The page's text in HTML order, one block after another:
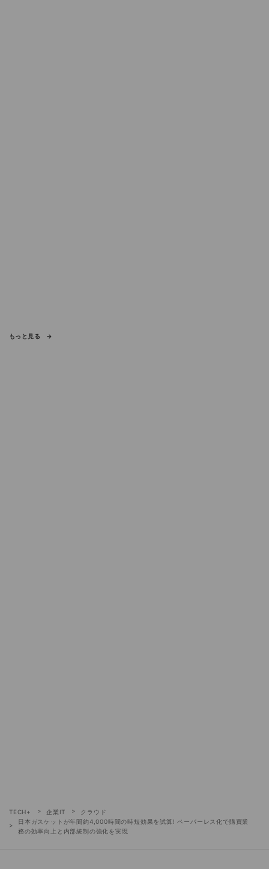
もっと見る
TECH+ 企業IT
クラウド
日本ガスケットが年間約4,000時間の時短効果を試算! ペーパーレス化で購買業
務の効率向上と内部統制の強化を実現